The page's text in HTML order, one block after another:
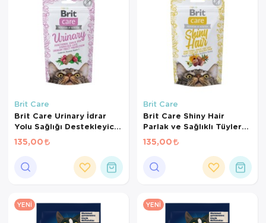
Brit Care
Brit Care Urinary İdrar
Yolu Sağlığı Destekleyici
Kedi Ödül Maması 50 Gr
135,00
Brit Care
Brit Care Shiny Hair
Parlak ve Sağlıklı Tüyler
için Tahılsız Kedi Ödül
Maması 50gr
135,00
YENI YENI